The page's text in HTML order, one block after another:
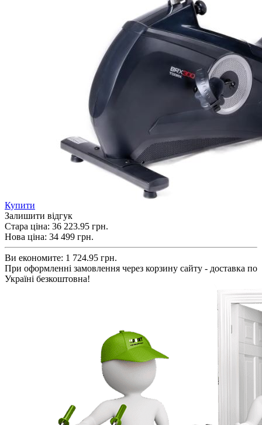
Купити
Залишити відгук
Стара ціна: 36 223.95 грн.
Нова ціна: 34 499 грн.
Ви економите: 1 724.95 грн.
При оформленні замовлення через корзину сайту - доставка по
Україні безкоштовна!